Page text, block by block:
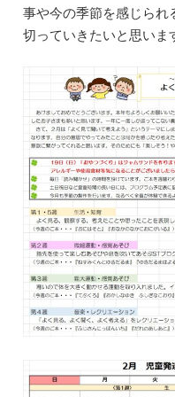
事や今の季節を感じられ
切っていきたいと思いま